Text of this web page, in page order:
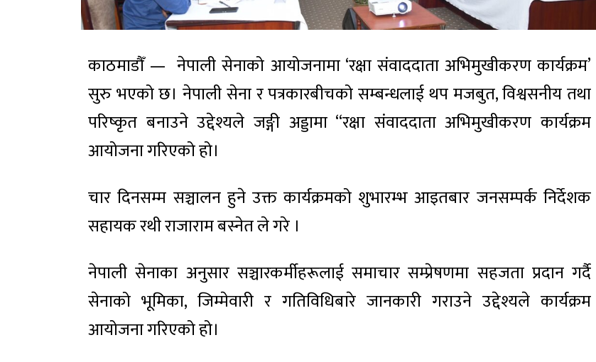
काठमाडौँ — नेपाली सेनाको आयोजनामा ‘रक्षा संवाददाता अभिमुखीकरण कार्यक्रम’
सुरु भएको छ। नेपाली सेना र पत्रकारबीचको सम्बन्धलाई थप मजबुत, विश्वसनीय तथा
परिष्कृत बनाउने उद्देश्यले जङ्गी अड्डामा “रक्षा संवाददाता अभिमुखीकरण कार्यक्रम
आयोजना गरिएको हो।
चार दिनसम्म सञ्चालन हुने उक्त कार्यक्रमको शुभारम्भ आइतबार जनसम्पर्क निर्देशक
सहायक रथीराजाराम बस्नेतले गरे ।
नेपाली सेनाका अनुसार सञ्चारकर्मीहरूलाई समाचार सम्प्रेषणमा सहजता प्रदान गर्दै
सेनाको भूमिका, जिम्मेवारी र गतिविधिबारे जानकारी गराउने उद्देश्यले कार्यक्रम
आयोजना गरिएको हो।